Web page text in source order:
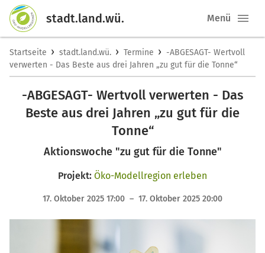
stadt.land.wü. Menü
Startseite › stadt.land.wü. › Termine › -ABGESAGT- Wertvoll
verwerten - Das Beste aus drei Jahren „zu gut für die Tonne“
-ABGESAGT- Wertvoll verwerten - Das
Beste aus drei Jahren „zu gut für die
Tonne“
Aktionswoche "zu gut für die Tonne"
Projekt: Öko-Modellregion erleben
17. Oktober 2025 17:00 – 17. Oktober 2025 20:00